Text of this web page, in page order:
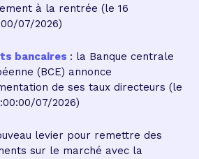
à la rentrée (le 16
07/2026)
bancaires : la Banque centrale
(BCE) annonce
de ses taux directeurs (le
07/2026)
levier pour remettre des
sur le marché avec la